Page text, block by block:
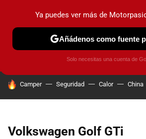
PRUEBAS COCHES ELÉCTRICOS
HOY SE HABLA DE
Camper Seguridad Calor China
Volkswagen Golf GTi
Ya puedes ver más de
Añádenos como fuente
Solo necesitas una cuenta de